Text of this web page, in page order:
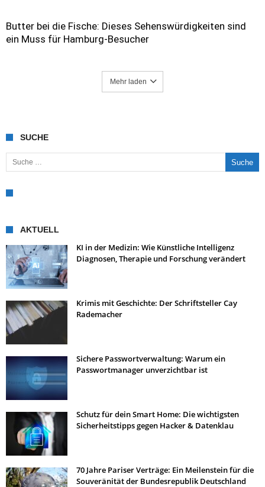
Butter bei die Fische: Dieses Sehenswürdigkeiten sind
ein Muss für Hamburg-Besucher
Mehr laden
SUCHE
Suche nach:
AKTUELL
KI in der Medizin: Wie Künstliche Intelligenz
Diagnosen, Therapie und Forschung verändert
Krimis mit Geschichte: Der Schriftsteller Cay
Rademacher
Sichere Passwortverwaltung: Warum ein
Passwortmanager unverzichtbar ist
Schutz für dein Smart Home: Die wichtigsten
Sicherheitstipps gegen Hacker & Datenklau
70 Jahre Pariser Verträge: Ein Meilenstein für die
Souveränität der Bundesrepublik Deutschland